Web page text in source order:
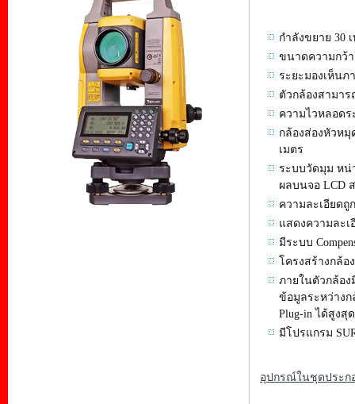
กำลังขยาย 30
ขนาดความกว้า
ระยะมองเห็นภ
ตัวกล้องสามาร
ความไวหลอด
กล้องส่องหัวหมุ
เมตร
ระบบวัดมุม หน่
ผลบนจอ LCD
ความละเอียดถู
แสดงความละ
มีระบบ
โครงสร้างกล้
ภายในตัวกล้อง
ข้อมูลระหว่างก
Plug-in ได้สูงสุ
มีโปรแกรม
อุปกรณ์ในชุดประก